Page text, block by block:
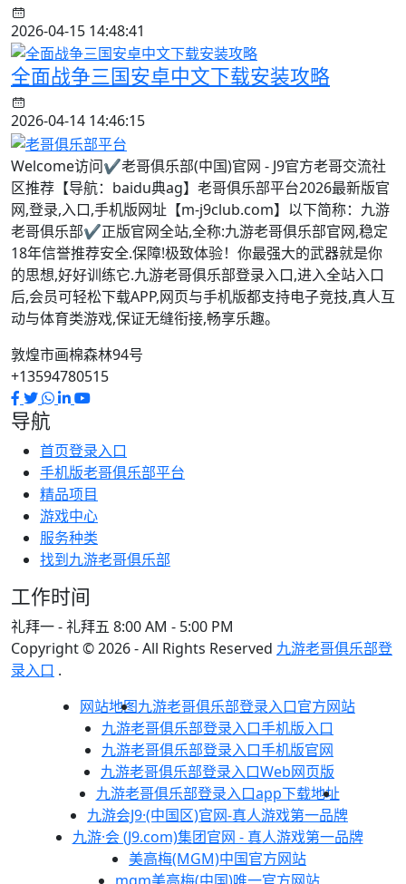
2026-04-15 14:48:41
全面战争三国安卓中文下载安装攻略
2026-04-14 14:46:15
Welcome访问✔老哥俱乐部(中国)官网 - J9官方老哥交流社
区推荐【导航：baidu典ag】老哥俱乐部平台2026最新版官
网,登录,入口,手机版网址【m-j9club.com】以下简称：九游
老哥俱乐部✔正版官网全站,全称:九游老哥俱乐部官网,稳定
18年信誉推荐安全.保障!极致体验！你最强大的武器就是你
的思想,好好训练它.九游老哥俱乐部登录入口,进入全站入口
后,会员可轻松下载APP,网页与手机版都支持电子竞技,真人互
动与体育类游戏,保证无缝衔接,畅享乐趣。
敦煌市画棉森林94号
+13594780515
导航
首页登录入口
手机版老哥俱乐部平台
精品项目
游戏中心
服务种类
找到九游老哥俱乐部
工作时间
礼拜一 - 礼拜五 8:00 AM - 5:00 PM
Copyright © 2026 - All Rights Reserved 九游老哥俱乐部登
录入口 .
网站地图九游老哥俱乐部登录入口官方网站
九游老哥俱乐部登录入口手机版入口
九游老哥俱乐部登录入口手机版官网
九游老哥俱乐部登录入口Web网页版
九游老哥俱乐部登录入口app下载地址
九游会J9·(中国区)官网-真人游戏第一品牌
九游·会 (J9.com)集团官网 - 真人游戏第一品牌
美高梅(MGM)中国官方网站